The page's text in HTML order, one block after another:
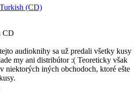
(CD)
CD
audioknihy sa už predali všetky kusy
my ani distribútor :( Teoreticky však
niektorých iných obchodoch, ktoré ešte